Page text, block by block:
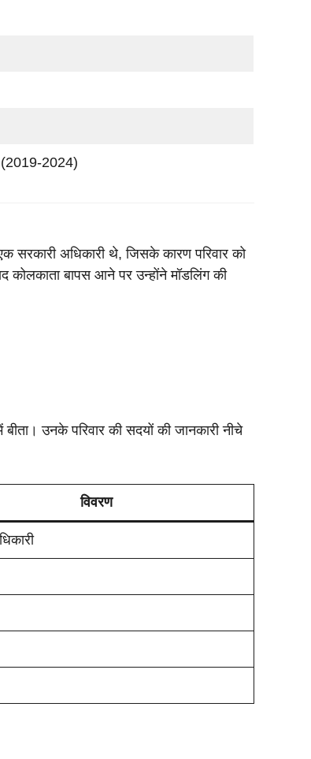
(2019-2024)
सरकारी अधिकारी थे, जिसके कारण परिवार को
कोलकाता बापस आने पर उन्होंने मॉडलिंग की
उनके परिवार की सदयों की जानकारी नीचे
विवरण